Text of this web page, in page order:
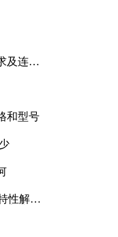
及连接
和型号
性解析